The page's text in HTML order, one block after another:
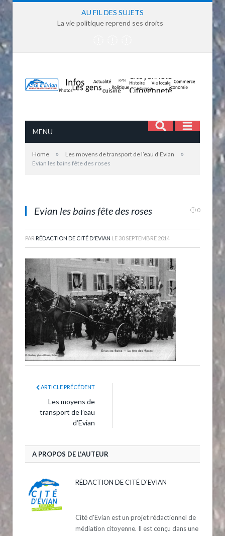
AU FIL DES SUJETS
La vie politique reprend ses droits
MENU
Home » Les moyens de transport de l’eau d’Evian »
Evian les bains fête des roses
Evian les bains fête des roses 0
PAR RÉDACTION DE CITÉ D'EVIAN LE 30 SEPTEMBRE 2014
ARTICLE PRÉCÉDENT
Les moyens de
transport de l’eau
d’Evian
A PROPOS DE L'AUTEUR
RÉDACTION DE CITÉ D'EVIAN
Cité d'Evian est un projet rédactionnel de
médiation citoyenne. Il est conçu dans une